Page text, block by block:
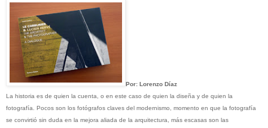
Por: Lorenzo Díaz
La historia es de quien la cuenta, o en este caso de quien la diseña y de quien la
fotografía. Pocos son los fotógrafos claves del modernismo, momento en que la fotografía
se convirtió sin duda en la mejora aliada de la arquitectura, más escasas son las